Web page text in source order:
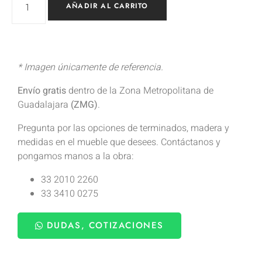
AÑADIR AL CARRITO
* Imagen únicamente de referencia.
Envío gratis dentro de la Zona Metropolitana de
Guadalajara (ZMG).
Pregunta por las opciones de terminados, madera y
medidas en el mueble que desees. Contáctanos y
pongamos manos a la obra:
33 2010 2260
33 3410 0275
DUDAS, COTIZACIONES